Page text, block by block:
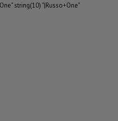
string(10) "|Russo+One"